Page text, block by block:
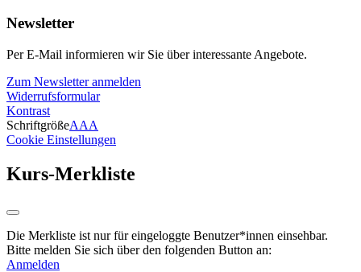
Newsletter
Per E-Mail informieren wir Sie über interessante Angebote.
Zum Newsletter anmelden
Widerrufsformular
Kontrast
SchriftgrößeAAA
Cookie Einstellungen
Kurs-Merkliste
Die Merkliste ist nur für eingeloggte Benutzer*innen einsehbar.
Bitte melden Sie sich über den folgenden Button an:
Anmelden